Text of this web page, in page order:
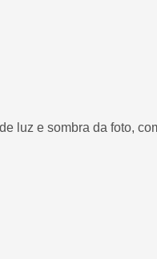
luz e sombra da foto,